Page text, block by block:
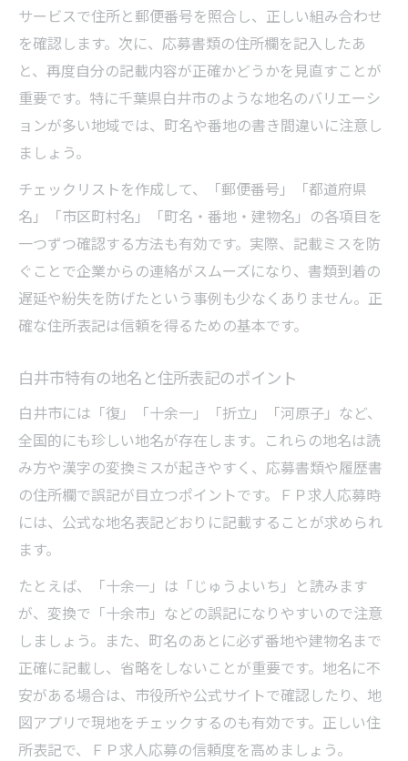
サービスで住所と郵便番号を照合し、正しい組み合わせ
を確認します。次に、応募書類の住所欄を記入したあ
と、再度自分の記載内容が正確かどうかを見直すことが
重要です。特に千葉県白井市のような地名のバリエーシ
ョンが多い地域では、町名や番地の書き間違いに注意し
ましょう。
チェックリストを作成して、「郵便番号」「都道府県
名」「市区町村名」「町名・番地・建物名」の各項目を
一つずつ確認する方法も有効です。実際、記載ミスを防
ぐことで企業からの連絡がスムーズになり、書類到着の
遅延や紛失を防げたという事例も少なくありません。正
確な住所表記は信頼を得るための基本です。
白井市特有の地名と住所表記のポイント
白井市には「復」「十余一」「折立」「河原子」など、
全国的にも珍しい地名が存在します。これらの地名は読
み方や漢字の変換ミスが起きやすく、応募書類や履歴書
の住所欄で誤記が目立つポイントです。ＦＰ求人応募時
には、公式な地名表記どおりに記載することが求められ
ます。
たとえば、「十余一」は「じゅうよいち」と読みます
が、変換で「十余市」などの誤記になりやすいので注意
しましょう。また、町名のあとに必ず番地や建物名まで
正確に記載し、省略をしないことが重要です。地名に不
安がある場合は、市役所や公式サイトで確認したり、地
図アプリで現地をチェックするのも有効です。正しい住
所表記で、ＦＰ求人応募の信頼度を高めましょう。